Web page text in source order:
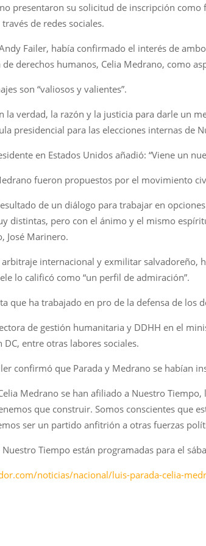
presentaron su solicitud de inscripción
de redes sociales.
Failer, había confirmado el interés de
derechos humanos, Celia Medrano, como
son “valiosos y valientes”.
la verdad, la razón y la justicia para darle un
presidencial para las elecciones internas de
en Estados Unidos añadió: “Viene un
fueron propuestos por el movimiento
de un diálogo para trabajar en
distintas, pero con el ánimo y el mismo
José Marinero.
arbitraje internacional y exmilitar
lo calificó como “un perfil de admiración”.
que ha trabajado en pro de la defensa de los
de gestión humanitaria y DDHH en el
DC, entre otras labores sociales.
confirmó que Parada y Medrano se habían
Medrano se han afiliado a Nuestro
que construir. Somos conscientes que
ser un partido anfitrión a otras fuerzas
Nuestro Tiempo están programadas para el
noticias/nacional/luis-parada-celia-